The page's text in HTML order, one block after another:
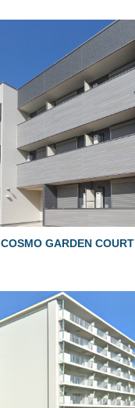
COSMO GARDEN COURT